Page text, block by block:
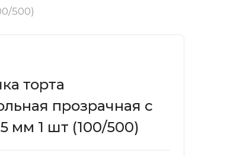
500)
торта
прозрачная с
мм 1 шт (100/500)